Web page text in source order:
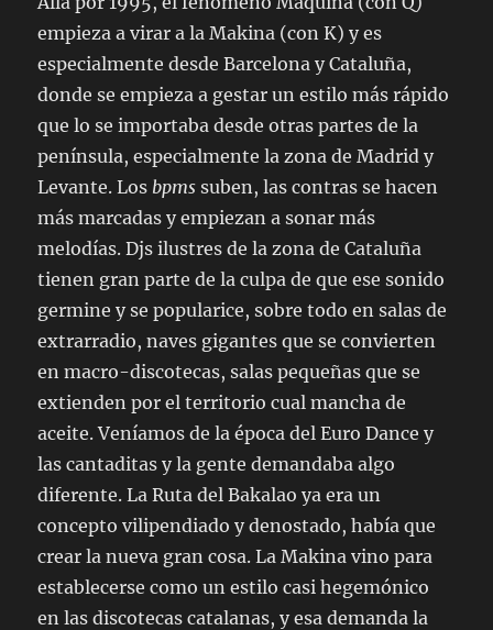
empieza a virar a la Makina (con K) y es
especialmente desde Barcelona y Cataluña,
donde se empieza a gestar un estilo más rápido
que lo se importaba desde otras partes de la
península, especialmente la zona de Madrid y
Levante. Los bpmssuben, las contras se hacen
más marcadas y empiezan a sonar más
melodías. Djs ilustres de la zona de Cataluña
tienen gran parte de la culpa de que ese sonido
germine y se popularice, sobre todo en salas de
extrarradio, naves gigantes que se convierten
en macro-discotecas, salas pequeñas que se
extienden por el territorio cual mancha de
aceite. Veníamos de la época del Euro Dance y
las cantaditas y la gente demandaba algo
diferente. La Ruta del Bakalao ya era un
concepto vilipendiado y denostado, había que
crear la nueva gran cosa. La Makina vino para
establecerse como un estilo casi hegemónico
en las discotecas catalanas, y esa demanda la